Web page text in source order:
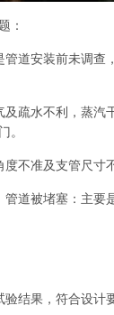
：
管道安装前未调
及疏水不利，蒸
。
不准及支管尺寸
道被堵塞：主要
结果，符合设计